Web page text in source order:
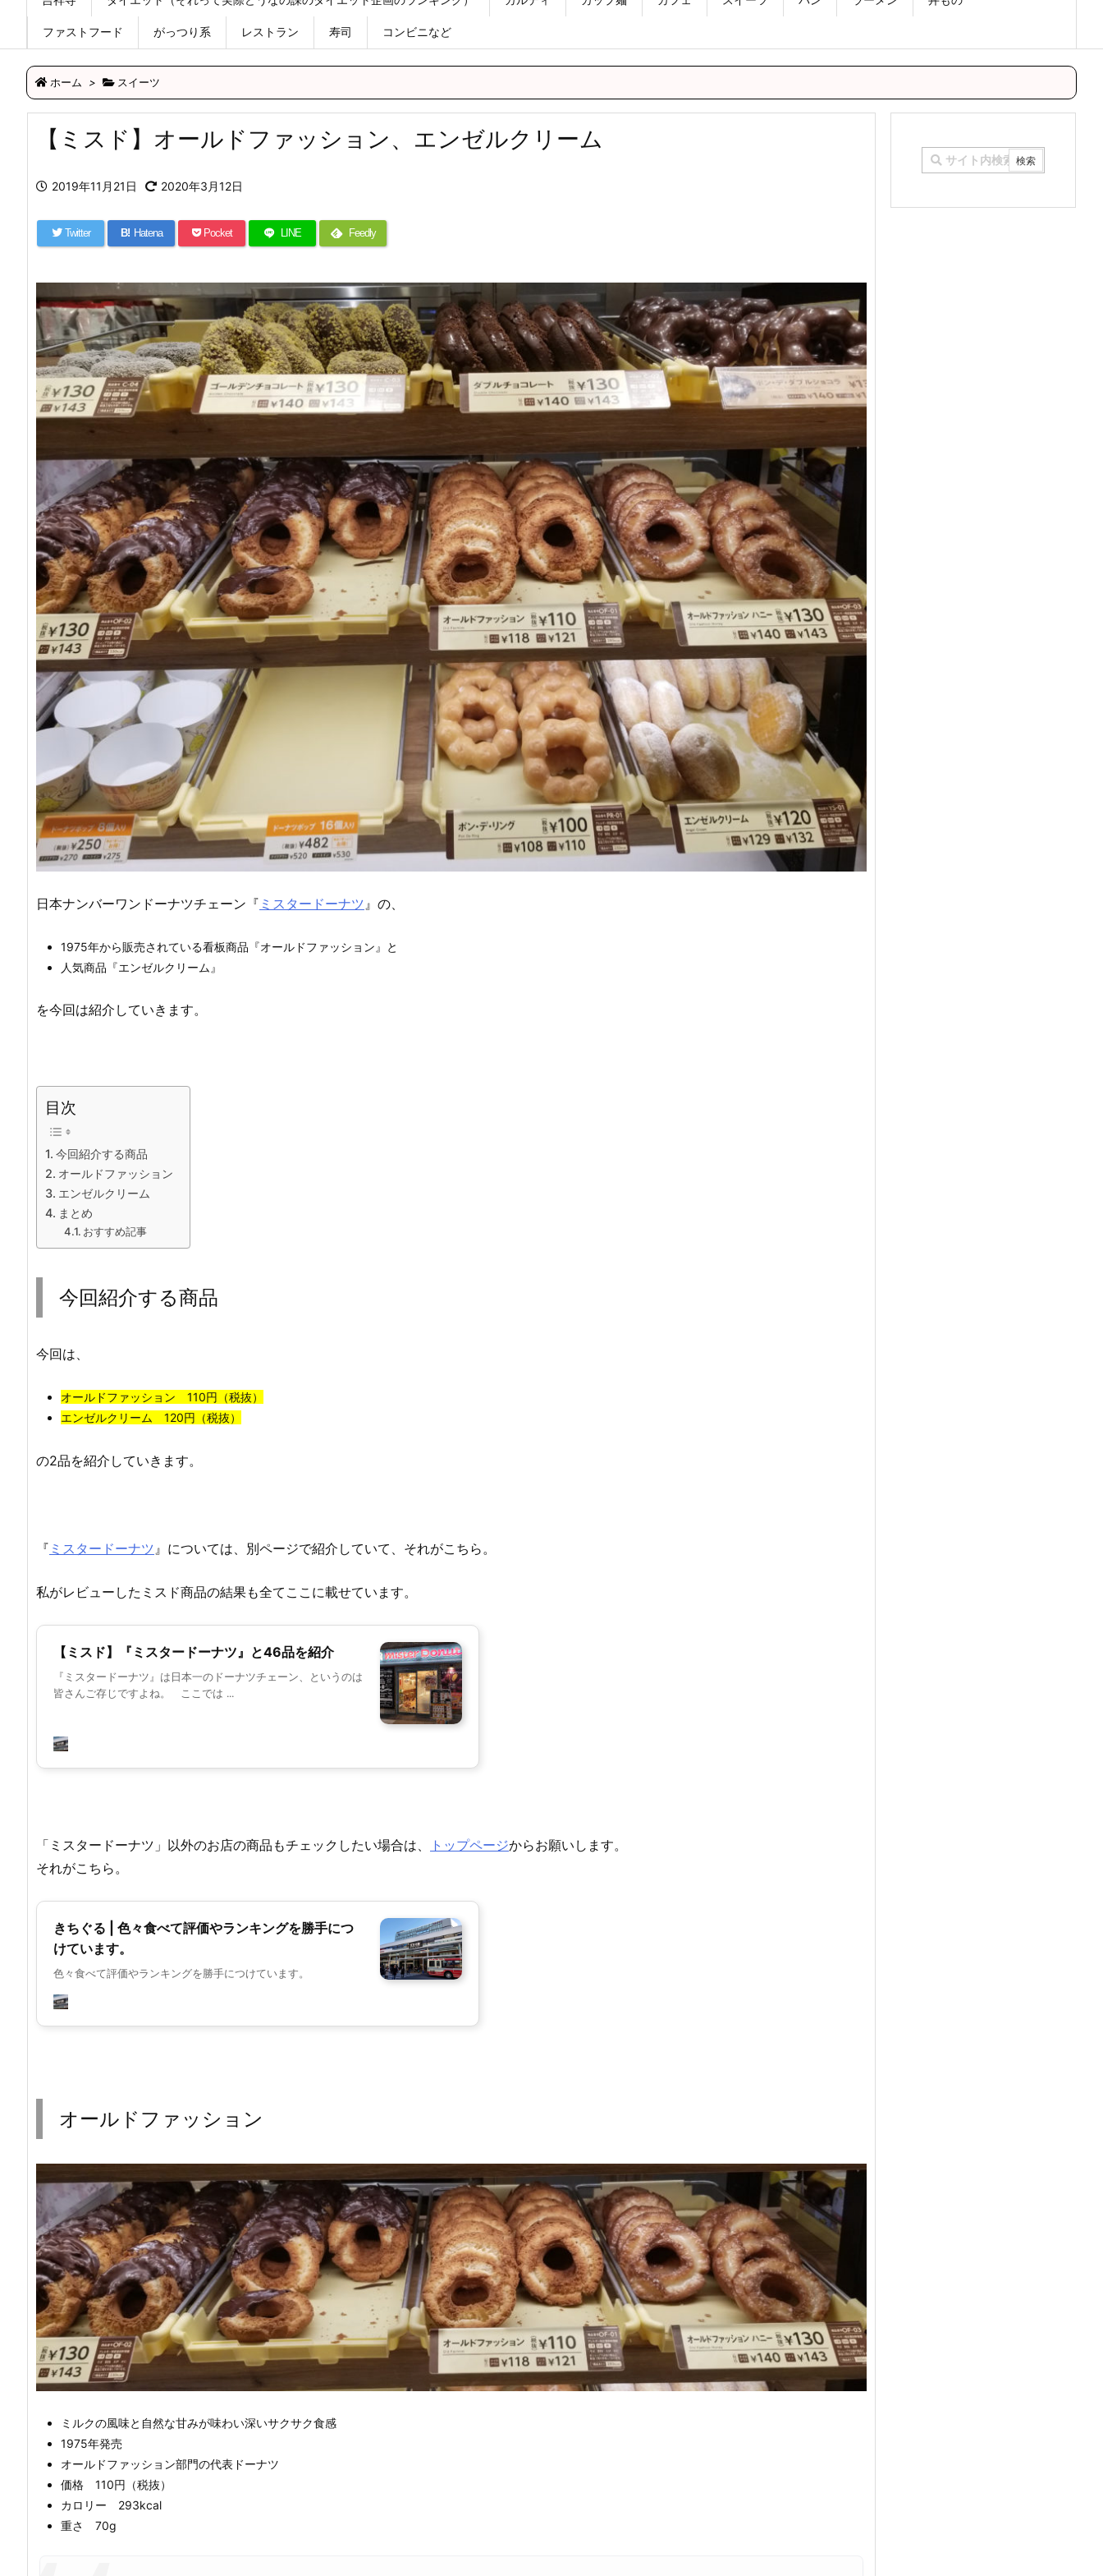
ファストフード がっつり系 レストラン 寿司 コンビニなど
ホーム > スイーツ
【ミスド】オールドファッション、エンゼルクリーム
2019年11月21日 2020年3月12日
Twitter B! Hatena Pocket LINE Feedly
日本ナンバーワンドーナツチェーン『 ミスタードーナツ』の、
1975年から販売されている看板商品『オールドファッション』と
人気商品『エンゼルクリーム』
を今回は紹介していきます。
目次
今回紹介する商品
オールドファッション
エンゼルクリーム
まとめ
おすすめ記事
今回紹介する商品
今回は、
オールドファッション 110円（税抜）
エンゼルクリーム 120円（税抜）
の2品を紹介していきます。
『 ミスタードーナツ 』については、別ページで紹介していて、それがこちら。
私がレビューしたミスド商品の結果も全てここに載せています。
【ミスド】『ミスタードーナツ』と46品を紹介
『ミスタードーナツ』は日本一のドーナツチェーン、というのは
皆さんご存じですよね。 ここでは ...
「ミスタードーナツ」以外のお店の商品もチェックしたい場合は、 トップページからお願いします。
それがこちら。
きちぐる | 色々食べて評価やランキングを勝手につ
けています。
色々食べて評価やランキングを勝手につけています。
オールドファッション
ミルクの風味と自然な甘みが味わい深いサクサク食感
1975年発売
オールドファッション部門の代表ドーナツ
価格 110円（税抜）
カロリー 293kcal
重さ 70g